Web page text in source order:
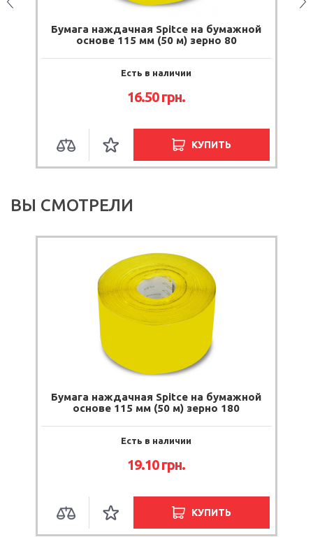
Бумага наждачная Spitce на бумажной
основе 115 мм (50 м) зерно 80
Есть в наличии
16.50грн.
КУПИТЬ
ВЫ СМОТРЕЛИ
Бумага наждачная Spitce на бумажной
основе 115 мм (50 м) зерно 180
Есть в наличии
19.10грн.
КУПИТЬ